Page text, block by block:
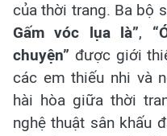
của thời trang. Ba bộ
Gấm vóc lụa là”,
chuyện” được giới
các em thiếu nhi và
hài hòa giữa thời
nghệ thuật sân khấu